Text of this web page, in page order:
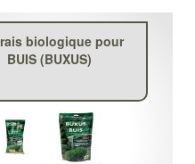
biologique pour
BUIS (BUXUS)